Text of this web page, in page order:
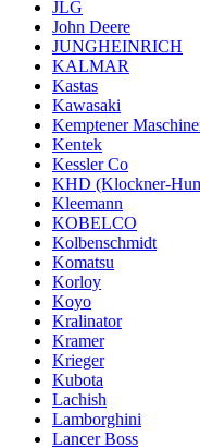
JLG
John Deere
JUNGHEINRICH
KALMAR
Kastas
Kawasaki
Kemptener
Kentek
Kessler Co
KHD (Klockner-
Kleemann
KOBELCO
Kolbenschmidt
Komatsu
Korloy
Koyo
Kralinator
Kramer
Krieger
Kubota
Lachish
Lamborghini
Lancer Boss